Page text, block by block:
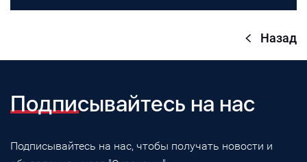
Назад
Подписывайтесь на нас
Подписывайтесь на нас, чтобы получать новости и